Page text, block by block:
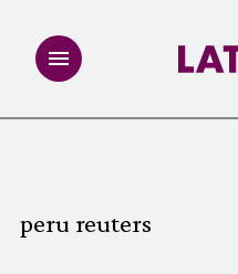
peru reuters